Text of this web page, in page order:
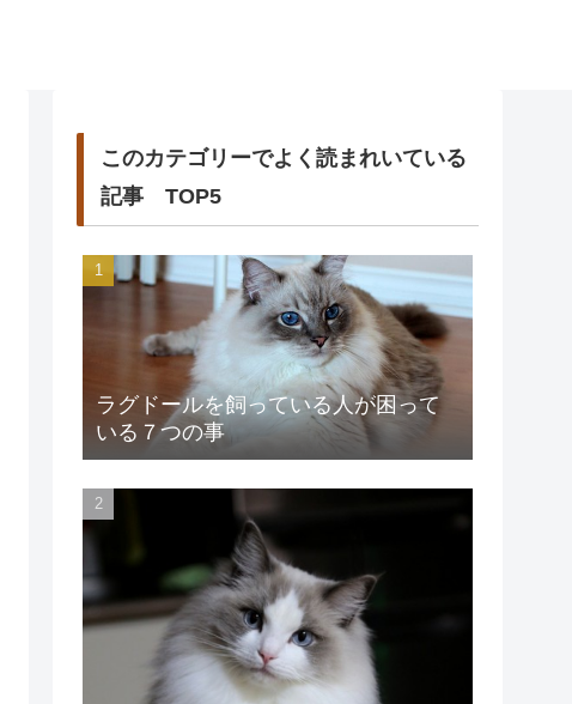
このカテゴリーでよく読まれいている
記事 TOP5
ラグドールを飼っている人が困って
いる７つの事